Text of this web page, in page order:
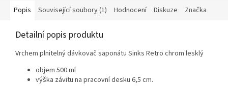
Popis Související soubory (1) Hodnocení Diskuze Značka
Detailní popis produktu
Vrchem plnitelný dávkovač saponátu Sinks Retro chrom lesklý
objem 500 ml
výška závitu na pracovní desku 6,5 cm.